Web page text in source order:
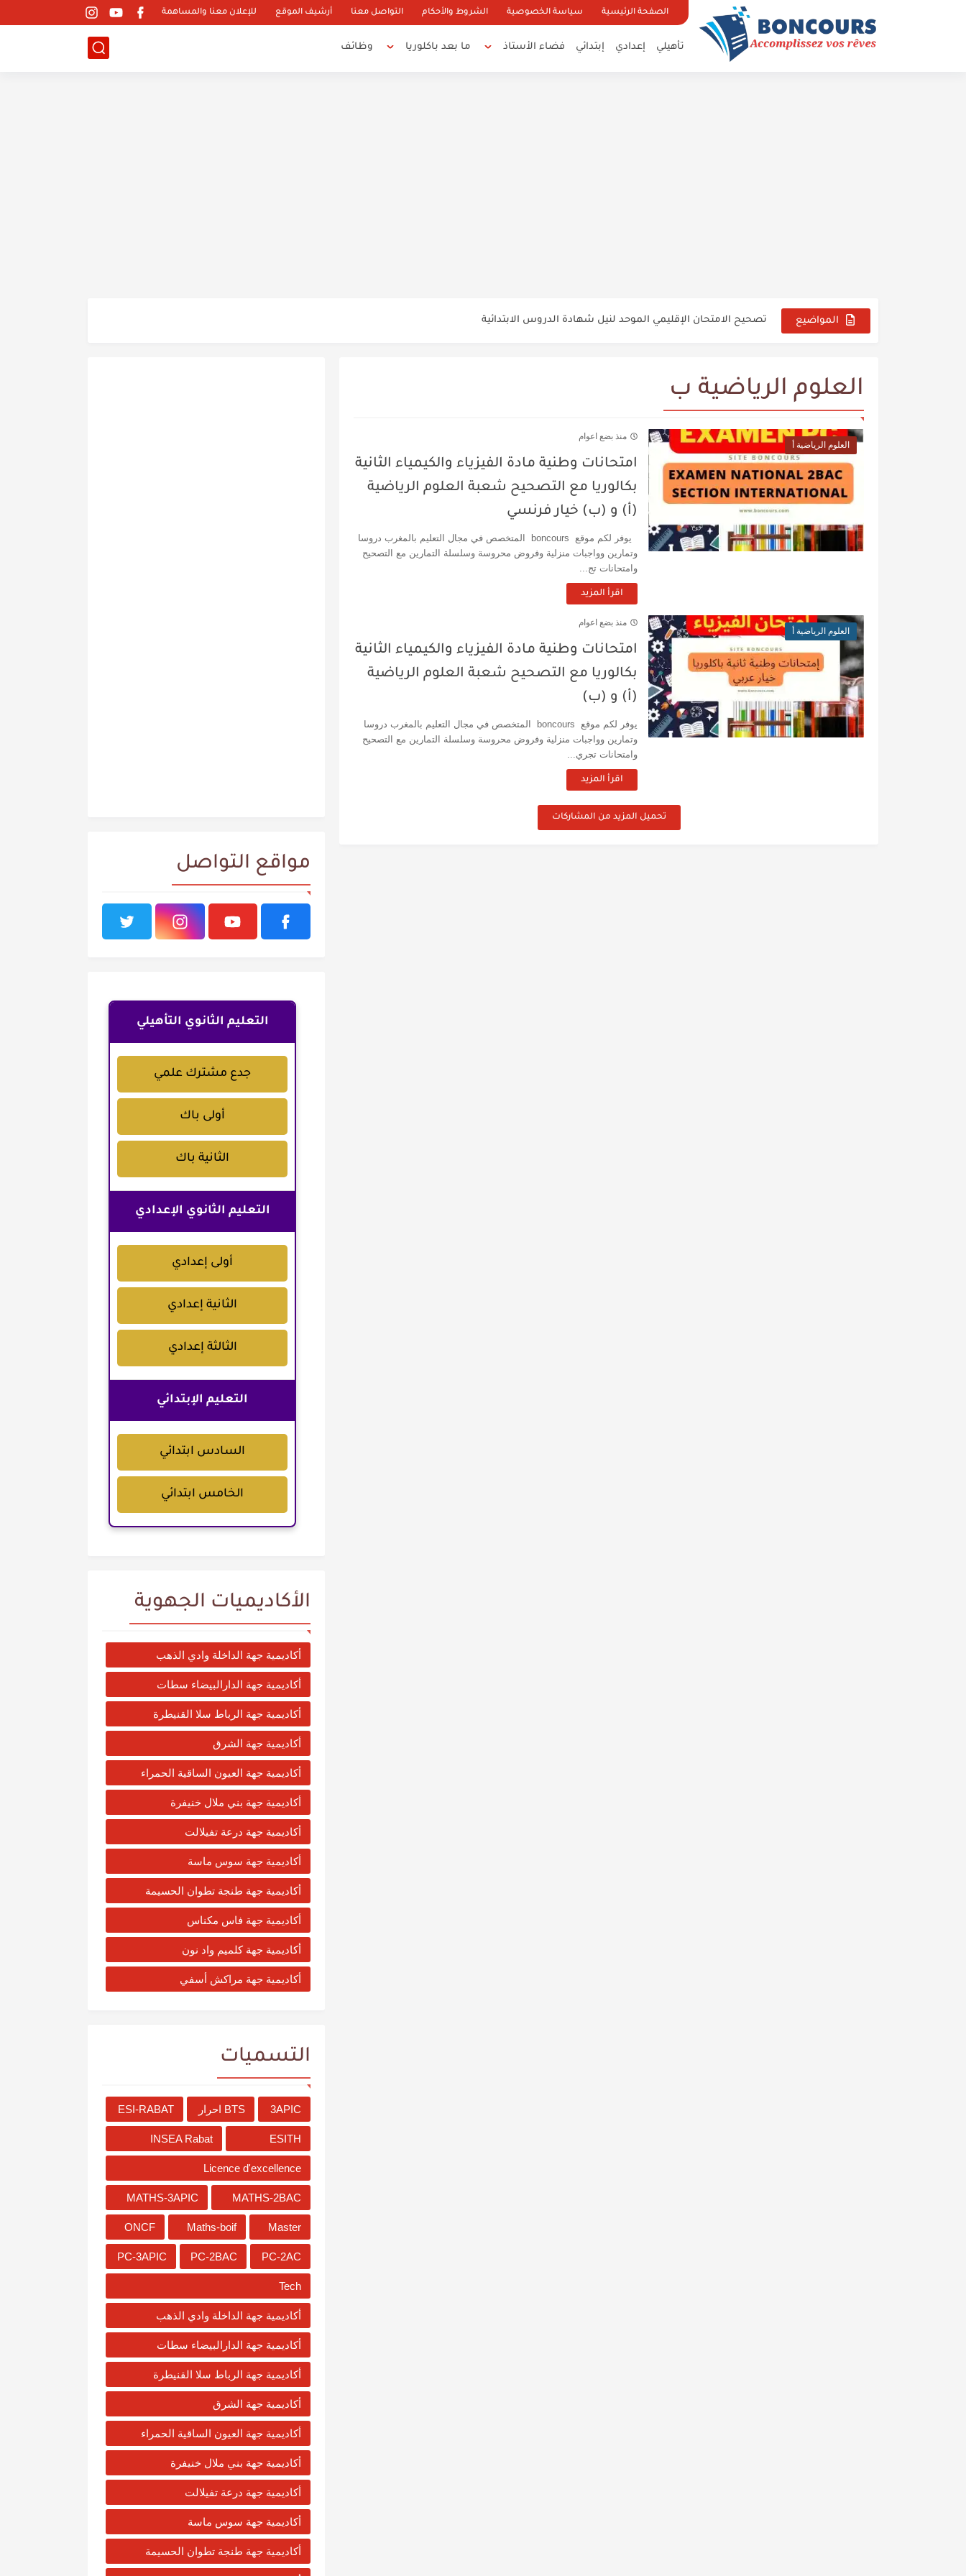
الصفحة الرئيسية سياسة الخصوصية الشروط والأحكام التواصل معنا أرشيف الموقع للإعلان معنا والمساهمة
تأهيلي إعدادي إبتدائي فضاء الأستاذ ما بعد باكلوريا وظائف
المواضيع امتحانات جهوية مع التصحيح كاملة في العربية للسنة الثالثة إعدادي...
نتائج الامتحان الكتابي مباراة التعليم دورة نونبر 2025
Tableau des pictogrammes chimiques
تنظيم مباراة التعليم دورة نونبر 2025 وطريقة التسجيل
Cours énergie électrique
Cours puissance électrique
العلوم الرياضية ب
العلوم الرياضية أ
منذ بضع اعوام
امتحانات وطنية مادة الفيزياء والكيمياء الثانية
بكالوريا مع التصحيح شعبة العلوم الرياضية
(أ) و (ب) خيار فرنسي
يوفر لكم موقع boncours المتخصص في مجال التعليم بالمغرب دروسا
وتمارين وواجبات منزلية وفروض محروسة وسلسلة التمارين مع التصحيح
وامتحانات تج...
اقرأ المزيد
العلوم الرياضية أ
منذ بضع اعوام
امتحانات وطنية مادة الفيزياء والكيمياء الثانية
بكالوريا مع التصحيح شعبة العلوم الرياضية
(أ) و (ب)
يوفر لكم موقع boncours المتخصص في مجال التعليم بالمغرب دروسا
وتمارين وواجبات منزلية وفروض محروسة وسلسلة التمارين مع التصحيح
وامتحانات تجري...
اقرأ المزيد
تحميل المزيد من المشاركات
مواقع التواصل
التعليم الثانوي التأهيلي
جدع مشترك علمي
أولى باك
الثانية باك
التعليم الثانوي الإعدادي
أولى إعدادي
الثانية إعدادي
الثالثة إعدادي
التعليم الإبتدائي
السادس ابتدائي
الخامس ابتدائي
الأكاديميات الجهوية
أكاديمية جهة الداخلة وادي الذهب
أكاديمية جهة الدارالبيضاء سطات
أكاديمية جهة الرباط سلا القنيطرة
أكاديمية جهة الشرق
أكاديمية جهة العيون الساقية الحمراء
أكاديمية جهة بني ملال خنيفرة
أكاديمية جهة درعة تفيلالت
أكاديمية جهة سوس ماسة
أكاديمية جهة طنجة تطوان الحسيمة
أكاديمية جهة فاس مكناس
أكاديمية جهة كلميم واد نون
أكاديمية جهة مراكش أسفي
التسميات
3APIC BTS احرار ESI-RABAT
ESITH
INSEA Rabat
Licence d'excellence
MATHS-2BAC
MATHS-3APIC
Master
Maths-boif
ONCF
PC-2AC
PC-2BAC
PC-3APIC
Tech
أكاديمية جهة الداخلة وادي الذهب
أكاديمية جهة الدارالبيضاء سطات
أكاديمية جهة الرباط سلا القنيطرة
أكاديمية جهة الشرق
أكاديمية جهة العيون الساقية الحمراء
أكاديمية جهة بني ملال خنيفرة
أكاديمية جهة درعة تفيلالت
أكاديمية جهة سوس ماسة
أكاديمية جهة طنجة تطوان الحسيمة